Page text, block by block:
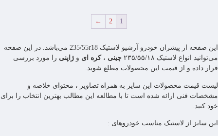
1
2
←
این صفحه از پیشران خودرو آرشیو لاستیک 235/55r18 می‌باشد. در این صفحه
می‌توانید انواع لاستیک ۲۳۵/۵۵/۱۸
چینی ،کره ای و ژاپنی را مورد بررسی
قرار داده و از قیمت این محصولات مطلع شوید.
لیست قیمت محصولات این سایز به همراه تصاویر ، محتوای خلاصه و
مشخصات فنی ارائه شده است تا با مطالعه این مطالب بهترین انتخاب را برای
خود کنید.
این سایز از لاستیک مناسب خودروهای :